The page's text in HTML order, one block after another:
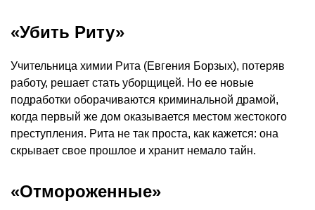
«Убить Риту»
Учительница химии Рита (Евгения Борзых), потеряв
работу, решает стать уборщицей. Но ее новые
подработки оборачиваются криминальной драмой,
когда первый же дом оказывается местом жестокого
преступления. Рита не так проста, как кажется: она
скрывает свое прошлое и хранит немало тайн.
«Отмороженные»